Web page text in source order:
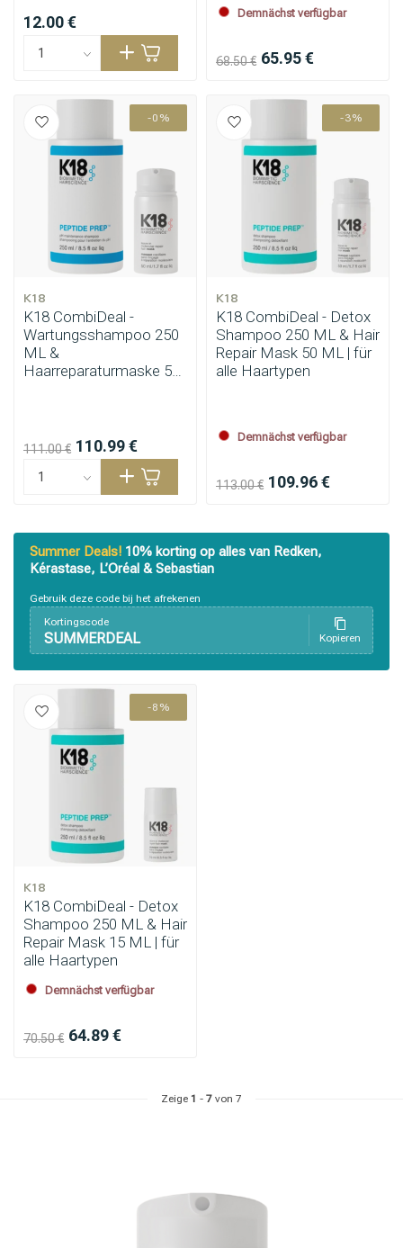
Stylingprodukte Haarfärbung
12.00 € Demnächst verfügbar
68.50 € 65.95 €
-0%
K18
K18 CombiDeal -
Wartungsshampoo 250
ML &
Haarreparaturmaske 50
111.00 € 110.99 €
-3%
K18
K18 CombiDeal - Detox
Shampoo 250 ML & Hair
Repair Mask 50 ML | für
alle Haartypen
Demnächst verfügbar
113.00 € 109.96 €
Summer Deals! 10% korting op alles van Redken,
Kérastase, L’Oréal & Sebastian
Gebruik deze code bij het afrekenen
Kortingscode
SUMMERDEAL Kopieren
-8%
K18
K18 CombiDeal - Detox
Shampoo 250 ML & Hair
Repair Mask 15 ML | für
alle Haartypen
Demnächst verfügbar
70.50 € 64.89 €
Zeige 1 - 7 von 7